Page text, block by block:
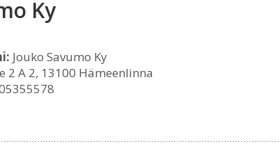
Ky
Jouko Savumo Ky
2 A 2, 13100 Hämeenlinna